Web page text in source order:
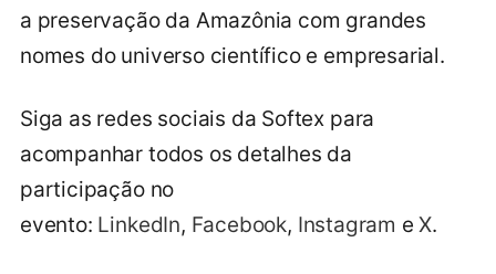
a preservação da Amazônia com grandes
nomes do universo científico e empresarial.
Siga as redes sociais da Softex para
acompanhar todos os detalhes da
participação no
evento: LinkedIn, Facebook, Instagram eX.